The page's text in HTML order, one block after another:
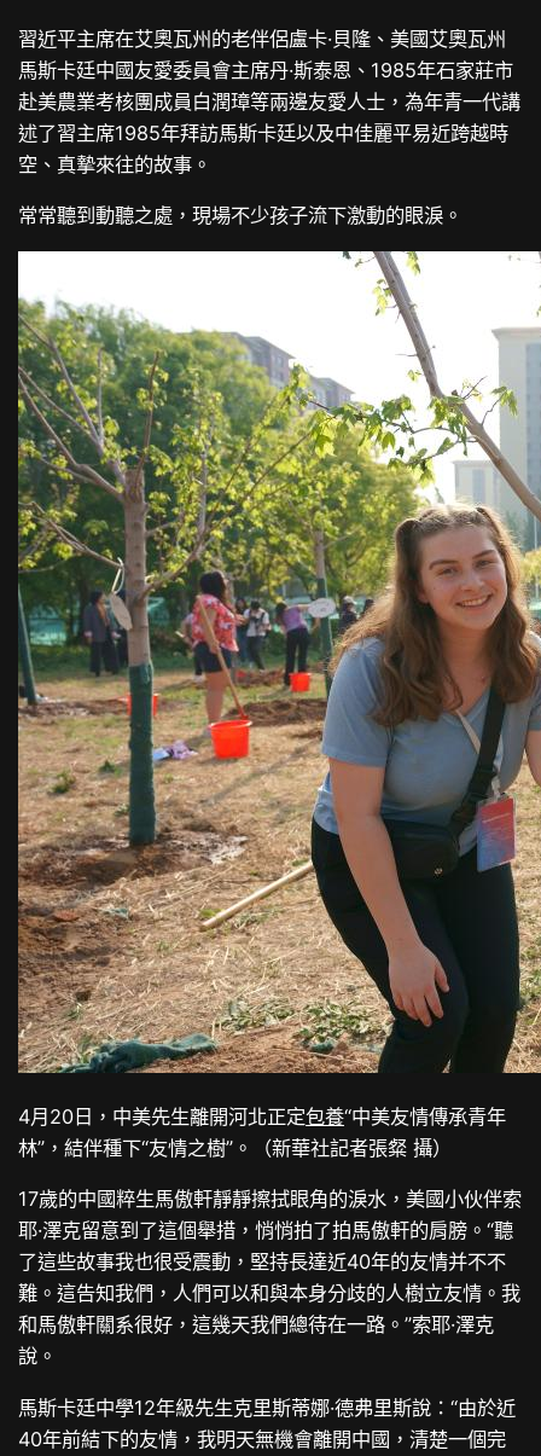
習近平主席在艾奧瓦州的老伴侶盧卡·貝隆、美國艾奧瓦州
馬斯卡廷中國友愛委員會主席丹·斯泰恩、1985年石家莊市
赴美農業考核團成員白潤璋等兩邊友愛人士，為年青一代講
述了習主席1985年拜訪馬斯卡廷以及中佳麗平易近跨越時
空、真摯來往的故事。
常常聽到動聽之處，現場不少孩子流下激動的眼淚。
4月20日，中美先生離開河北正定包養“中美友情傳承青年
林”，結伴種下“友情之樹”。（新華社記者張粲 攝）
17歲的中國粹生馬傲軒靜靜擦拭眼角的淚水，美國小伙伴索
耶·澤克留意到了這個舉措，悄悄拍了拍馬傲軒的肩膀。“聽
了這些故事我也很受震動，堅持長達近40年的友情并不不
難。這告知我們，人們可以和與本身分歧的人樹立友情。我
和馬傲軒關系很好，這幾天我們總待在一路。”索耶·澤克
說。
馬斯卡廷中學12年級先生克里斯蒂娜·德弗里斯說：“由於近
40年前結下的友情，我明天無機會離開中國，清楚一個完